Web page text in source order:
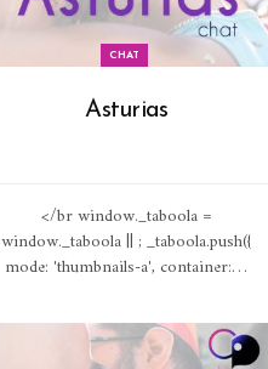
CHAT
Asturias
</br window._taboola =
window._taboola || ; _taboola.push({
mode: 'thumbnails-a', container:…